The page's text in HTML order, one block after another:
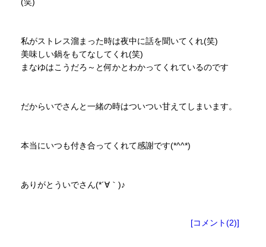
私がストレス溜まった時は夜中に話を聞いてくれ(笑)
美味しい鍋をもてなしてくれ(笑)
まなゆはこうだろ～と何かとわかってくれているのです
だからいでさんと一緒の時はついつい甘えてしまいます。
本当にいつも付き合ってくれて感謝です(*^^*)
ありがとういでさん(*´∀｀)♪
[コメント(2)]